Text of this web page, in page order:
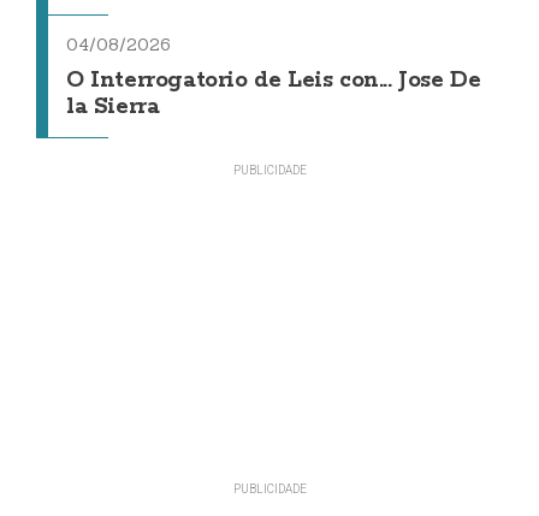
04/08/2026
O Interrogatorio de Leis con... Jose De
la Sierra